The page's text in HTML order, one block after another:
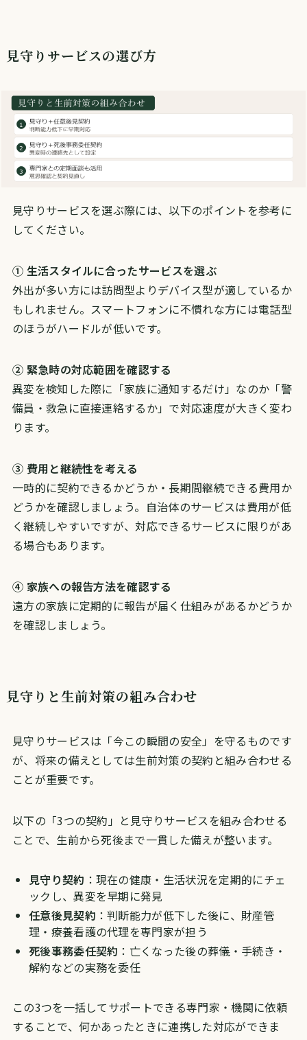
見守りサービスの選び方
見守りサービスを選ぶ際には、以下のポイントを参考に
してください。
① 生活スタイルに合ったサービスを選ぶ
外出が多い方には訪問型よりデバイス型が適しているか
もしれません。スマートフォンに不慣れな方には電話型
のほうがハードルが低いです。
② 緊急時の対応範囲を確認する
異変を検知した際に「家族に通知するだけ」なのか「警
備員・救急に直接連絡するか」で対応速度が大きく変わ
ります。
③ 費用と継続性を考える
一時的に契約できるかどうか・長期間継続できる費用か
どうかを確認しましょう。自治体のサービスは費用が低
く継続しやすいですが、対応できるサービスに限りがあ
る場合もあります。
④ 家族への報告方法を確認する
遠方の家族に定期的に報告が届く仕組みがあるかどうか
を確認しましょう。
見守りと生前対策の組み合わせ
見守りサービスは「今この瞬間の安全」を守るものです
が、将来の備えとしては生前対策の契約と組み合わせる
ことが重要です。
以下の「3つの契約」と見守りサービスを組み合わせる
ことで、生前から死後まで一貫した備えが整います。
見守り契約 ：現在の健康・生活状況を定期的にチェ
ックし、異変を早期に発見
任意後見契約 ：判断能力が低下した後に、財産管
理・療養看護の代理を専門家が担う
死後事務委任契約 ：亡くなった後の葬儀・手続き・
解約などの実務を委任
この3つを一括してサポートできる専門家・機関に依頼
することで、何かあったときに連携した対応ができま